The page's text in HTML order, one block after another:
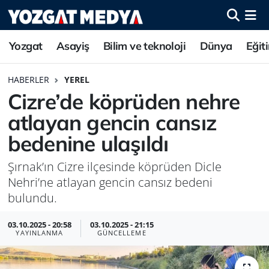
Yozgat Asayiş Bilim ve teknoloji Dünya
HABERLER YEREL
Cizre’de köprüden nehre
atlayan gencin cansız
bedenine ulaşıldı
Şırnak’ın Cizre ilçesinde köprüden Dicle
Nehri’ne atlayan gencin cansız bedeni
bulundu.
03.10.2025 - 20:58
YAYINLANMA
03.10.2025 - 21:15
GÜNCELLEME